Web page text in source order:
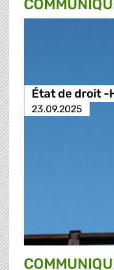
État de droit -
23.09.2025